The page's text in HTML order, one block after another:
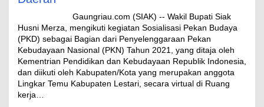
Gaungriau.com (SIAK) -- Wakil Bupati Siak
Husni Merza, mengikuti kegiatan Sosialisasi Pekan Budaya
(PKD) sebagai Bagian dari Penyelenggaraan Pekan
Kebudayaan Nasional (PKN) Tahun 2021, yang ditaja oleh
Kementrian Pendidikan dan Kebudayaan Republik Indonesia,
dan diikuti oleh Kabupaten/Kota yang merupakan anggota
Lingkar Temu Kabupaten Lestari, secara virtual di Ruang
kerja…